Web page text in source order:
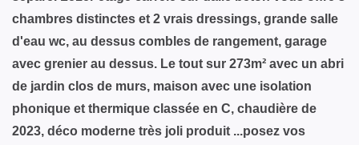
chambres distinctes et 2 vrais dressings, grande salle
d'eau wc, au dessus combles de rangement, garage
avec grenier au dessus. Le tout sur 273m² avec un abri
de jardin clos de murs, maison avec une isolation
phonique et thermique classée en C, chaudière de
2023, déco moderne très joli produit ...posez vos